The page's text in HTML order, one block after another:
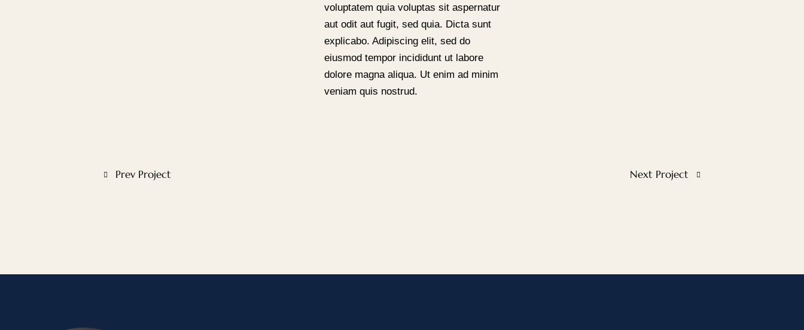
voluptatem quia voluptas sit aspernatur
aut odit aut fugit, sed quia. Dicta sunt
explicabo. Adipiscing elit, sed do
eiusmod tempor incididunt ut labore
dolore magna aliqua. Ut enim ad minim
veniam quis nostrud.
Prev Project Next Project